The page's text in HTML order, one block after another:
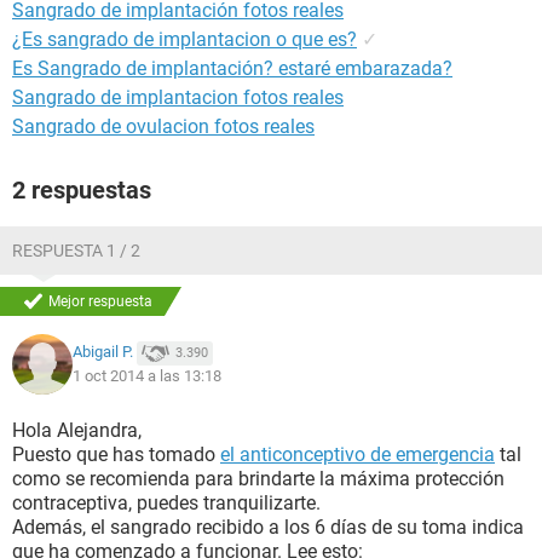
Estoy muy asustada, hace año y medio tuve un accidente
donde después de tomar postday me salió positivo débil
pero a los pocos días presente un sangrado marrón y repetí
la de sangre pero salió negativa. No quiero estar
embarazada.
Ayuda por favor!
Sangrado de implantación fotos reales
¿Es sangrado de implantacion o que es? ✓
Es Sangrado de implantación? estaré embarazada?
Sangrado de implantacion fotos reales
Sangrado de ovulacion fotos reales
2 respuestas
RESPUESTA 1 / 2
Mejor respuesta
Abigail P. 3.390
1 oct 2014 a las 13:18
Hola Alejandra,
Puesto que has tomado el anticonceptivo de emergencia tal
como se recomienda para brindarte la máxima protección
contraceptiva, puedes tranquilizarte.
Además, el sangrado recibido a los 6 días de su toma indica
que ha comenzado a funcionar. Lee esto: